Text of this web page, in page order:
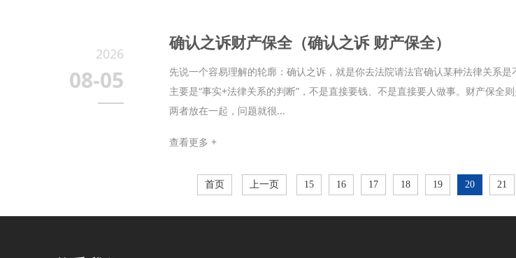
2026
08-05
确认之诉财产保全（确认之诉 财产保全）
先说一个容易理解的轮廓：确认之诉，就是你去法院请法官确认某种法律关系
主要是“事实+法律关系的判断”，不是直接要钱、不是直接要人做事。财产保
两者放在一起，问题就很...
查看更多 +
首页 上一页 15 16 17 18 19 20 21